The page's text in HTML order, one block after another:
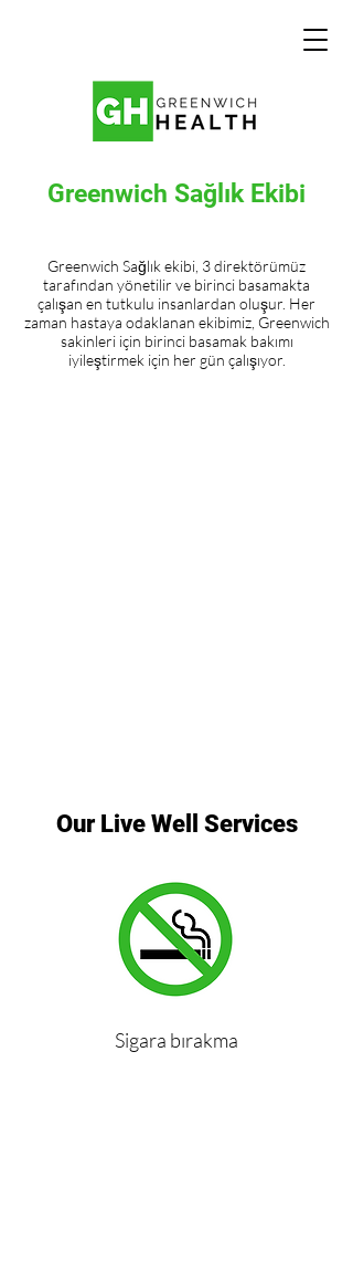
Greenwich Sağlık Ekibi
Greenwich Sağlık ekibi, 3 direktörümüz
tarafından yönetilir ve birinci basamakta
çalışan en tutkulu insanlardan oluşur. Her
zaman hastaya odaklanan ekibimiz, Greenwich
sakinleri için birinci basamak bakımı
iyileştirmek için her gün çalışıyor.
Our Live Well Services
Sigara bırakma